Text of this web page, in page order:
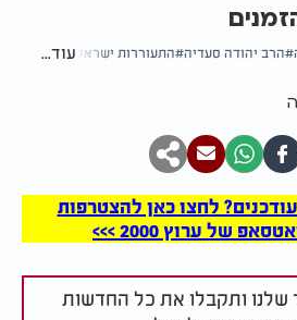
הרב יהודה סעדיה התעוררות ישראל עוד...
לחצו כאן להצטרפות
של ערוץ 2000 >>>
שלנו ותקבלו את כל החדשות